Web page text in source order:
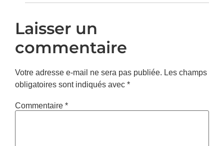
Laisser un
commentaire
Votre adresse e-mail ne sera pas publiée. Les champs
obligatoires sont indiqués avec*
Commentaire*